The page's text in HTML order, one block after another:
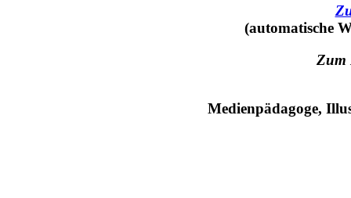
(automatische
Zum
Medienpädagoge,